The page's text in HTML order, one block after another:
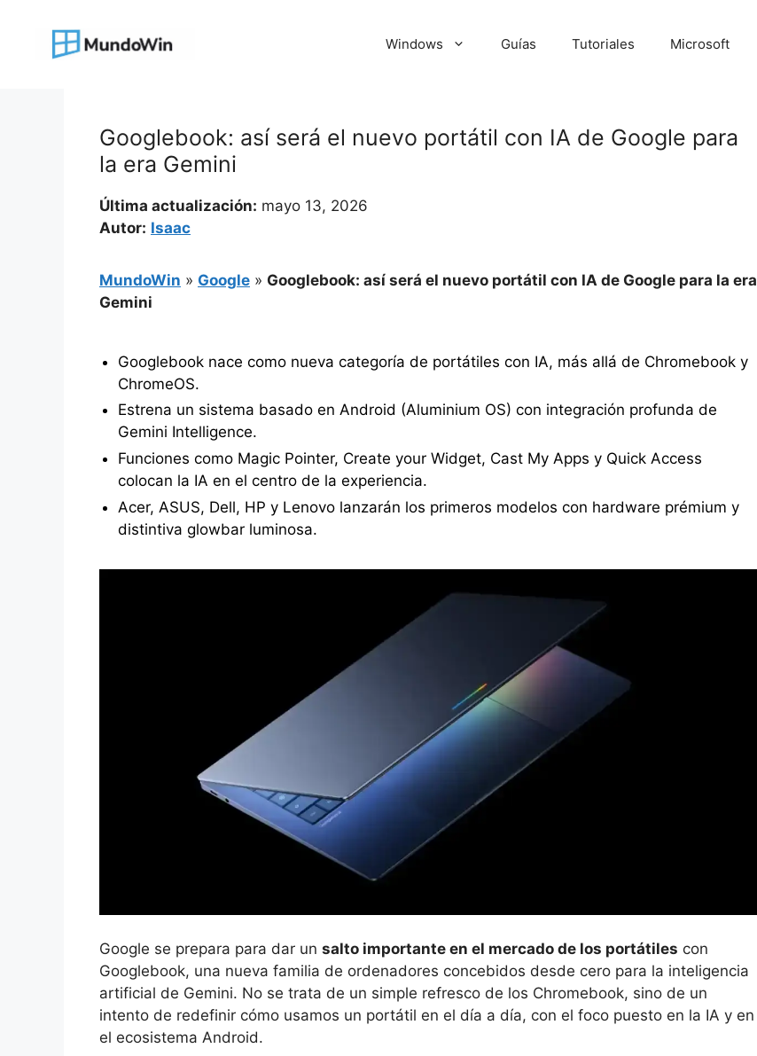
contenido
Windows Guías Tutoriales Microsoft
Googlebook: así será el nuevo portátil con IA de Google para
la era Gemini
Última actualización: mayo 13, 2026
Autor: Isaac
MundoWin » Google » Googlebook: así será el nuevo portátil con IA de Google para la era
Gemini
Googlebook nace como nueva categoría de portátiles con IA, más allá de Chromebook y
ChromeOS.
Estrena un sistema basado en Android (Aluminium OS) con integración profunda de
Gemini Intelligence.
Funciones como Magic Pointer, Create your Widget, Cast My Apps y Quick Access
colocan la IA en el centro de la experiencia.
Acer, ASUS, Dell, HP y Lenovo lanzarán los primeros modelos con hardware prémium y
distintiva glowbar luminosa.
Google se prepara para dar un salto importante en el mercado de los portátiles con
Googlebook, una nueva familia de ordenadores concebidos desde cero para la inteligencia
artificial de Gemini. No se trata de un simple refresco de los Chromebook, sino de un
intento de redefinir cómo usamos un portátil en el día a día, con el foco puesto en la IA y en
el ecosistema Android.